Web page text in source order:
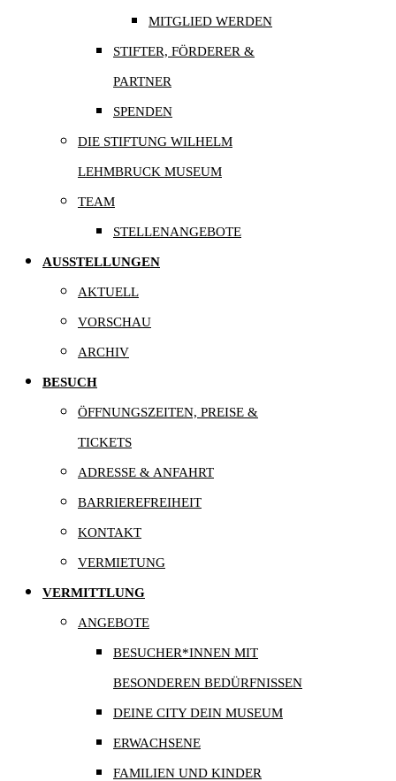
MITGLIED WERDEN
STIFTER, FÖRDERER &
PARTNER
SPENDEN
DIE STIFTUNG WILHELM
LEHMBRUCK MUSEUM
TEAM
STELLENANGEBOTE
AUSSTELLUNGEN
AKTUELL
VORSCHAU
ARCHIV
BESUCH
ÖFFNUNGSZEITEN, PREISE &
TICKETS
ADRESSE & ANFAHRT
BARRIEREFREIHEIT
KONTAKT
VERMIETUNG
VERMITTLUNG
ANGEBOTE
BESUCHER*INNEN MIT
BESONDEREN BEDÜRFNISSEN
DEINE CITY DEIN MUSEUM
ERWACHSENE
FAMILIEN UND KINDER